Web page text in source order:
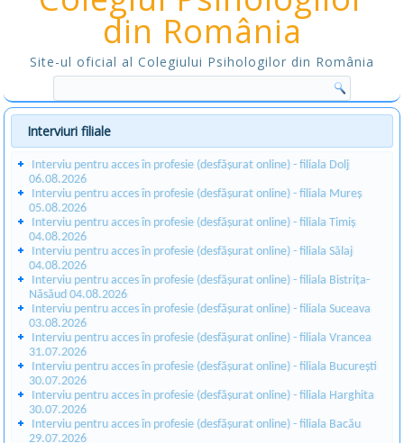
din România
Site-ul oficial al Colegiului Psihologilor din România
Interviuri filiale
Interviu pentru acces în profesie (desfășurat online) - filiala Dolj
06.08.2026
Interviu pentru acces în profesie (desfășurat online) - filiala Mureș
05.08.2026
Interviu pentru acces în profesie (desfășurat online) - filiala Timiș
04.08.2026
Interviu pentru acces în profesie (desfășurat online) - filiala Sălaj
04.08.2026
Interviu pentru acces în profesie (desfășurat online) - filiala Bistrița-
Năsăud 04.08.2026
Interviu pentru acces în profesie (desfășurat online) - filiala Suceava
03.08.2026
Interviu pentru acces în profesie (desfășurat online) - filiala Vrancea
31.07.2026
Interviu pentru acces în profesie (desfășurat online) - filiala București
30.07.2026
Interviu pentru acces în profesie (desfășurat online) - filiala Harghita
30.07.2026
Interviu pentru acces în profesie (desfășurat online) - filiala Bacău
29.07.2026